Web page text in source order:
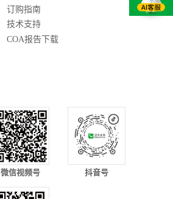
订购指南
技术支持
COA报告下载
微信视频号 抖音号